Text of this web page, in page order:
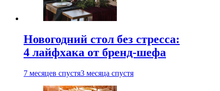
Новогодний стол без стресса:
4 лайфхака от бренд-шефа
7 месяцев спустя3 месяца спустя